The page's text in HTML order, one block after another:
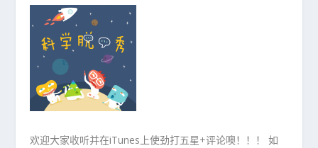
欢迎大家收听并在iTunes上使劲打五星+评论噢！！！ 如